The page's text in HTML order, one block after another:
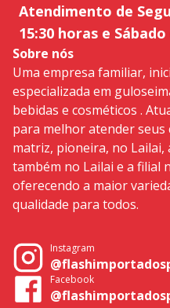
Atendimento de
15:30 horas e
Sobre nós
Uma empresa familiar,
especializada em
bebidas e cosméticos .
para melhor atender seus
matriz, pioneira, no Lailai,
também no Lailai e a filial
oferecendo a maior
qualidade para todos.
Instagram
Facebook